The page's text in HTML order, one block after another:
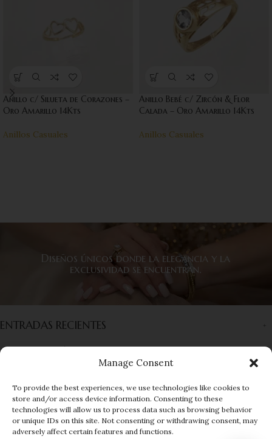
Manage Consent
To provide the best experiences, we use technologies like cookies to
store and/or access device information. Consenting to these
technologies will allow us to process data such as browsing behavior
or unique IDs on this site. Not consenting or withdrawing consent, may
adversely affect certain features and functions.
Anillo c/ Silueta de Corazones –
Oro Amarillo 14Kts
Anillos Casuales
Anillo Bebé c/ Zircón & Flor
Calada – Oro Amarillo 14Kts
Anillos Casuales
Diseños únicos donde la elegancia y la
exclusividad se encuentran.
ENTRADAS RECIENTES
INFORMACIÓN
MENÚ
© 2025 EUROGEMS| Developed by